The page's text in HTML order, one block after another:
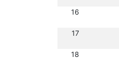
16
17
18